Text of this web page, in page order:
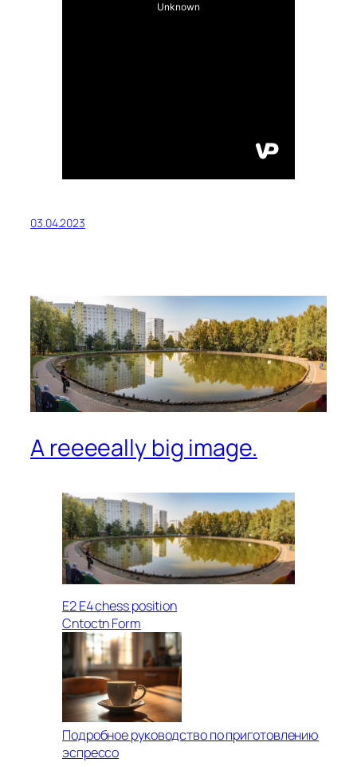
03.04.2023
A reeeeally big image.
E2 E4 chess position
Cntoctn Form
Подробное руководство по приготовлению
эспрессо